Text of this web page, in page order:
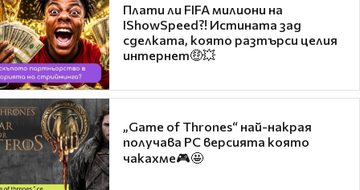
Плати ли FIFA милиони на
IShowSpeed?! Истината зад
сделката, която разтърси целия
интернет🤑💥
„Game of Thrones“ най-накрая
получава PC версията която
чакахме🎮🤩